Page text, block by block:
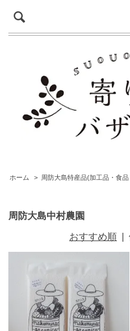
ホーム > 周防大島特産品(加工品・食品
周防大島中村農園
おすすめ順